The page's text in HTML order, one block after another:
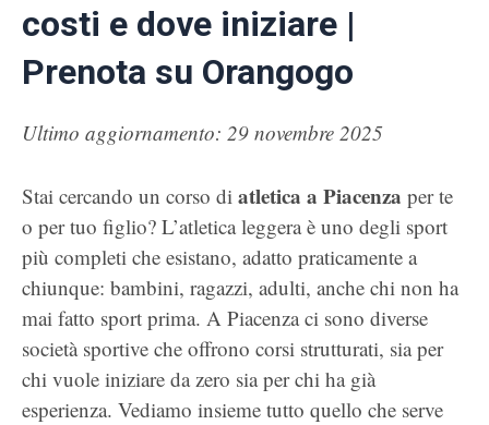
costi e dove iniziare |
Prenota su Orangogo
Ultimo aggiornamento: 29 novembre 2025
Stai cercando un corso di atletica a Piacenza per te
o per tuo figlio? L’atletica leggera è uno degli sport
più completi che esistano, adatto praticamente a
chiunque: bambini, ragazzi, adulti, anche chi non ha
mai fatto sport prima. A Piacenza ci sono diverse
società sportive che offrono corsi strutturati, sia per
chi vuole iniziare da zero sia per chi ha già
esperienza. Vediamo insieme tutto quello che serve